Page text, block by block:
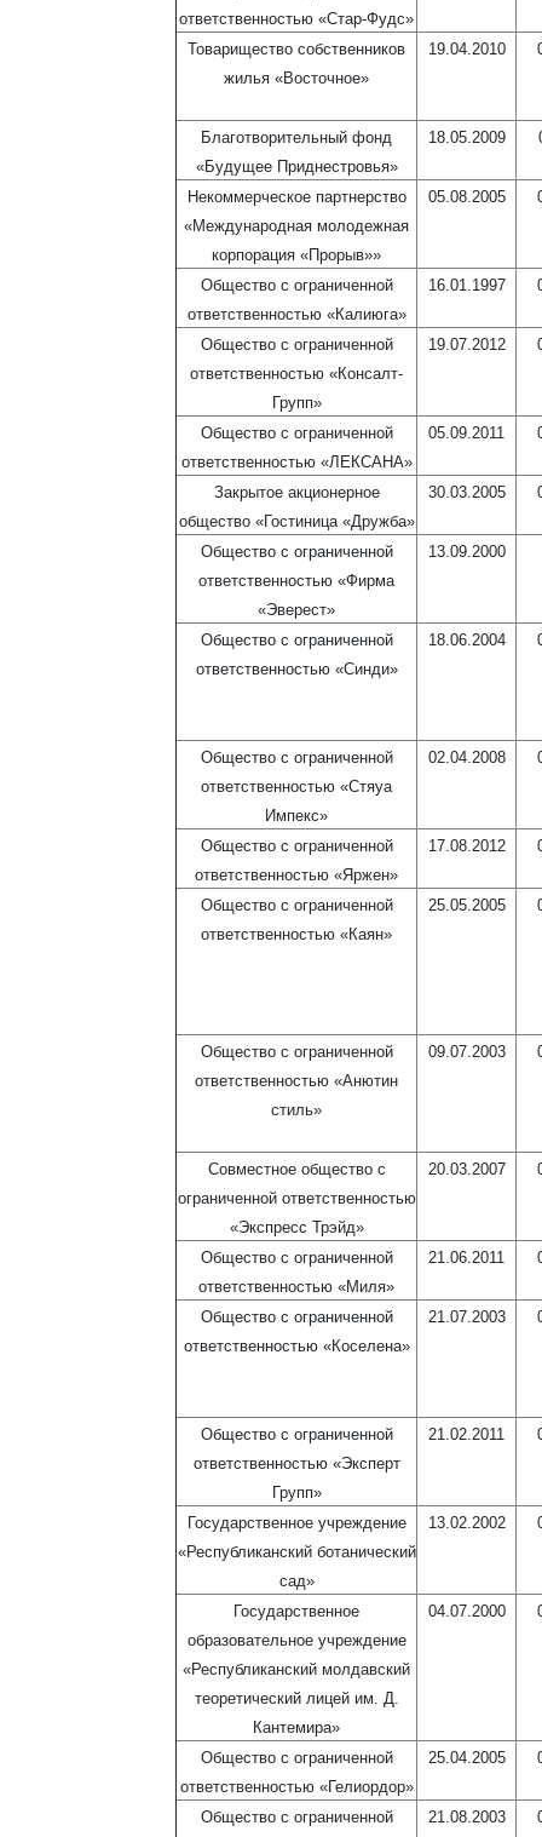
ответственностью «Стар-Фудс»
Товарищество собственников
жилья «Восточное»
19.04.2010
Благотворительный фонд
«Будущее Приднестровья»
18.05.2009
Некоммерческое партнерство
«Международная молодежная
корпорация «Прорыв»»
05.08.2005
Общество с ограниченной
ответственностью «Калиюга»
16.01.1997
Общество с ограниченной
ответственностью «Консалт-
Групп»
19.07.2012
Общество с ограниченной
ответственностью «ЛЕКСАНА»
05.09.2011
Закрытое акционерное
общество «Гостиница «Дружба»
30.03.2005
Общество с ограниченной
ответственностью «Фирма
«Эверест»
13.09.2000
Общество с ограниченной
ответственностью «Синди»
18.06.2004
Общество с ограниченной
ответственностью «Стяуа
Импекс»
02.04.2008
Общество с ограниченной
ответственностью «Яржен»
17.08.2012
Общество с ограниченной
ответственностью «Каян»
25.05.2005
Общество с ограниченной
ответственностью «Анютин
стиль»
09.07.2003
Совместное общество с
ограниченной ответственностью
«Экспресс Трэйд»
20.03.2007
Общество с ограниченной
ответственностью «Миля»
21.06.2011
Общество с ограниченной
ответственностью «Коселена»
21.07.2003
Общество с ограниченной
ответственностью «Эксперт
Групп»
21.02.2011
Государственное учреждение
«Республиканский ботанический
сад»
13.02.2002
Государственное
образовательное учреждение
«Республиканский молдавский
теоретический лицей им. Д.
Кантемира»
04.07.2000
Общество с ограниченной
ответственностью «Гелиордор»
25.04.2005
Общество с ограниченной 21.08.2003